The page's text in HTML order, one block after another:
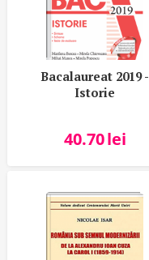
Bacalaureat 2019 -
Istorie
40.70lei